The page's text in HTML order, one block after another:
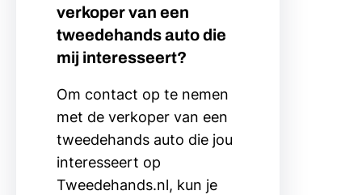
verkoper van een
tweedehands auto die
mij interesseert?
Om contact op te nemen
met de verkoper van een
tweedehands auto die jou
interesseert op
Tweedehands.nl, kun je